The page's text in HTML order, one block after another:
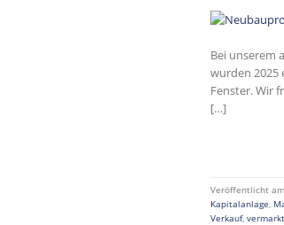
Bei unserem
wurden 2025
Fenster. Wir
[…]
Veröffentlicht am
Kapitalanlage,
Verkauf,